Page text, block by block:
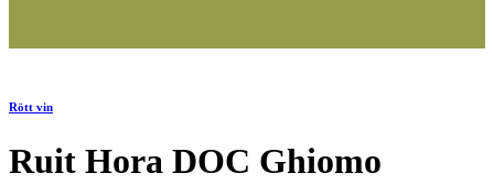
Rött vin
Ruit Hora DOC Ghiomo